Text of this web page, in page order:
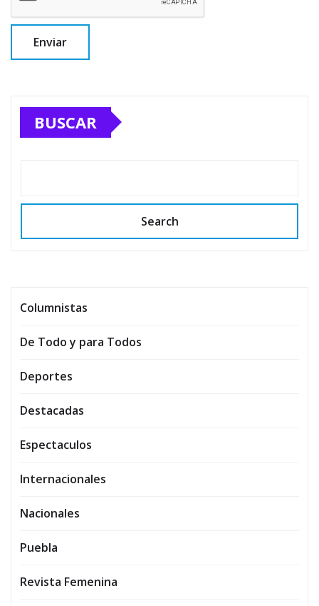
BUSCAR
Search
Columnistas
De Todo y para Todos
Deportes
Destacadas
Espectaculos
Internacionales
Nacionales
Puebla
Revista Femenina